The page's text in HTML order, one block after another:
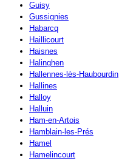
Guisy
Gussignies
Habarcq
Haillicourt
Haisnes
Halinghen
Hallennes-lès-Haubourdin
Hallines
Halloy
Halluin
Ham-en-Artois
Hamblain-les-Prés
Hamel
Hamelincourt